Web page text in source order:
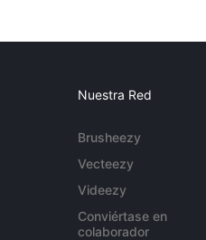
Nuestra Red
Brusheezy
Vecteezy
Videezy
Conviértase en
colaborador